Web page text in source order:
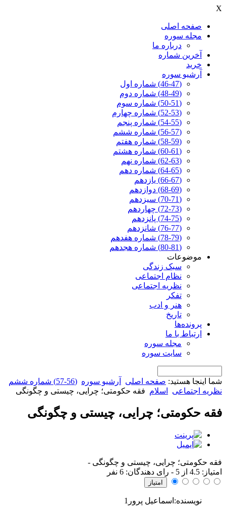
X
صفحه اصلی
مجله سوره
درباره ما
آخرين شماره
خرید
آرشیو سوره
(46-47) شماره اول
(48-49) شماره دوم
(50-51) شماره سوم
(52-53) شماره چهارم
(54-55) شماره پنجم
(56-57) شماره ششم
(58-59) شماره هفتم
(60-61) شماره هشتم
(62-63) شماره نهم
(64-65) شماره دهم
(66-67) یازدهم
(68-69) دوازدهم
(70-71) سیزدهم
(72-73) چهاردهم
(74-75) پانزدهم
(76-77) شانزدهم
(78-79) شماره هفدهم
(80-81) شماره هجدهم
موضوعات
سبک زندگی
نظام اجتماعی
نظریه اجتماعی
تفکر
هنر و ادب
تاریخ
پرونده‌ها
ارتباط با ما
مجله سوره
سایت سوره
شما اینجا هستید: صفحه اصلی آرشیو سوره (56-57) شماره ششم
نظریه اجتماعی
اسلام فقه حکومتی؛ چرایی، چیستی و چگونگی
فقه حکومتی؛ چرایی، چیستی و چگونگی
فقه حکومتی؛ چرایی، چیستی و چگونگی -
امتياز: 4.5 از 5 - رای دهندگان: 6 نفر
نویسنده:اسماعیل پرور1